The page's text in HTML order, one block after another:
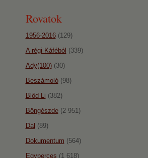
Rovatok
1956-2016(129)
A régi Káféból (339)
Ady(100)(30)
Beszámoló(98)
Blőd Li (382)
Böngészde(2 951)
Dal (89)
Dokumentum (564)
Egyperces (1 618)